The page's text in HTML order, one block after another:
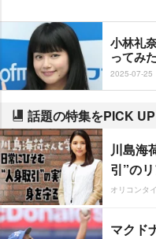
小林礼
ってみ
2025-07-25
話題の特集をPICK UP
川島海
引”の
オリコンタ
マクド